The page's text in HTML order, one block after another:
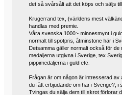
det så svårsålt att det köps och säljs
Krugerrand tex, (världens mest
handlas med premie.
Våra svenska 1000:- minnesmynt i
normalt till spotpris, åtminstone här i
Detsamma gäller normalt också för de
medaljerna utgivna i Sverige, tex
pippimedaljerna i guld etc.
Frågan är om någon är intresserad av
du fått erbjudande om här i Sverige?, i
Tvingas du sälja dem till skrot förlorar